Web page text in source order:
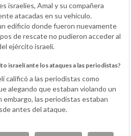
israelíes, Amal y su compañera
atacadas en su vehículo.
edificio donde fueron nuevamente
de rescate no pudieron acceder al
ejército israelí.
israelí ante los ataques a las periodistas?
calificó a las periodistas como
alegando que estaban violando un
embargo, las periodistas estaban
antes del ataque.